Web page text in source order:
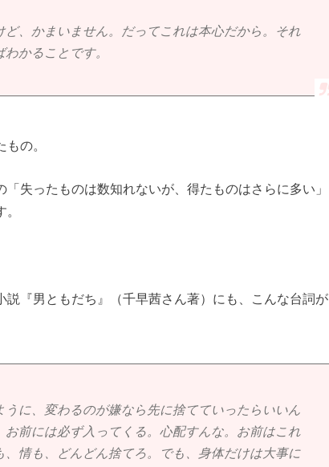
、かまいません。だってこれは本心だから。それ
かることです。
の。
失ったものは数知れないが、得たものはさらに多い」
『男ともだち』（千早茜さん著）にも、こんな台詞が
うに、変わるのが嫌なら先に捨てていったらいいん
前には必ず入ってくる。心配すんな。お前はこれ
情も、どんどん捨てろ。でも、身体だけは大事に